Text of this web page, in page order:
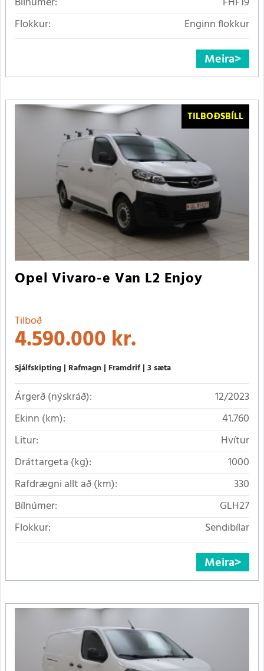
Flokkur:
Enginn flokkur
Meira
TILBOÐSBÍLL
Opel Vivaro-e Van L2 Enjoy
Tilboð
4.590.000 kr.
Sjálfskipting Rafmagn Framdrif 3 sæta
Árgerð (nýskráð):
12/2023
Ekinn (km):
41.760
Litur:
Hvítur
Dráttargeta (kg):
1000
Rafdrægni allt að (km):
330
Bílnúmer:
GLH27
Flokkur:
Sendibílar
Meira